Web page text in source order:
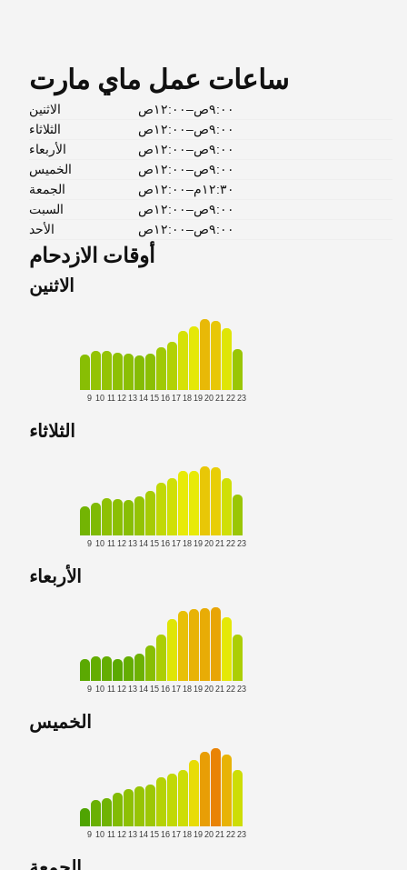
ساعات عمل ماي مارت
الاثنين
٩:٠٠ص–١٢:٠٠ص
الثلاثاء
٩:٠٠ص–١٢:٠٠ص
الأربعاء
٩:٠٠ص–١٢:٠٠ص
الخميس
٩:٠٠ص–١٢:٠٠ص
الجمعة
١٢:٣٠م–١٢:٠٠ص
السبت
٩:٠٠ص–١٢:٠٠ص
الأحد
٩:٠٠ص–١٢:٠٠ص
أوقات الازدحام
الاثنين
9 10 11 12 13 14 15 16 17 18 19 20 21 22 23
الثلاثاء
9 10 11 12 13 14 15 16 17 18 19 20 21 22 23
الأربعاء
9 10 11 12 13 14 15 16 17 18 19 20 21 22 23
الخميس
9 10 11 12 13 14 15 16 17 18 19 20 21 22 23